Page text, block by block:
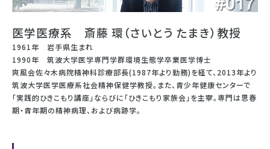
医学医療系 斎藤 環（さいとう たまき）教授
1961年 岩手県生まれ
1990年 筑波大学医学専門学群環境生態学卒業医学博士
爽風会佐々木病院精神科診療部長(1987年より勤務)を経て、2013年より
筑波大学医学医療系社会精神保健学教授。また、青少年健康センターで
「実践的ひきこもり講座」ならびに「ひきこもり家族会」を主宰。専門は思春
期・青年期の精神病理、および病跡学。